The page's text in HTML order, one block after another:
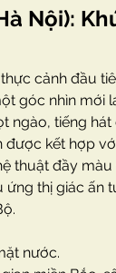
Nội):
cảnh đầu
góc nhìn mới
ngào, tiếng
kết hợp
thuật đầy
thị giác ấn
nước.